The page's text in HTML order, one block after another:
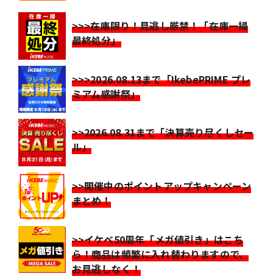
>>>在庫限り！見逃し厳禁！「在庫一掃
最終処分」
>>>2026.08.13まで「IkebePRIME プレ
ミアム感謝祭」
>>2026.08.31まで「決算売り尽くしセー
ル」
>>開催中のポイントアップキャンペーン
まとめ！
>>イケベ50周年「メガ値引き」はこち
ら！商品は頻繁に入れ替わりますので、
お見逃しなく！